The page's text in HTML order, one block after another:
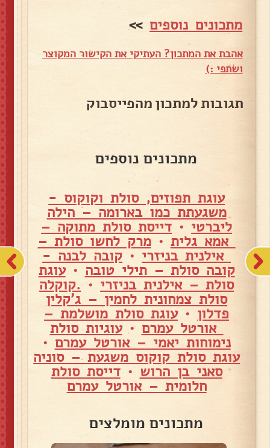
מתכונים נוספים >>
אהבת את המתכון? העתיקי את הקישור המקוצר
ושתפי :)
תגובות למתכון מהפייסבוק
מתכונים נוספים
עוגת תפוזים, סולת וקוקוס -
משגעתת כמו בארומה – הילה
ליברטי • דייסת סולת מתוקה –
אמא גלית •מרק לחשו סולת –
אילנית בניזרי • קובה לבנה -
קובה סולת – תילי טובה •עוגת
סולת – אילנית בניזרי • .קוקלה
סולת צמחונית לחמין – ג'קלין
פדלון •עוגת סולת מושלמת –
אורטל עמרם •עוגיות סולת
נימוחות יאמי – אורטל עמרם •
עוגת סולת קוקוס משגעת – סוניה
סאני בן הרוש •דייסת סולת
חלומית – אורטל עמרם
מתכונים מומלצים